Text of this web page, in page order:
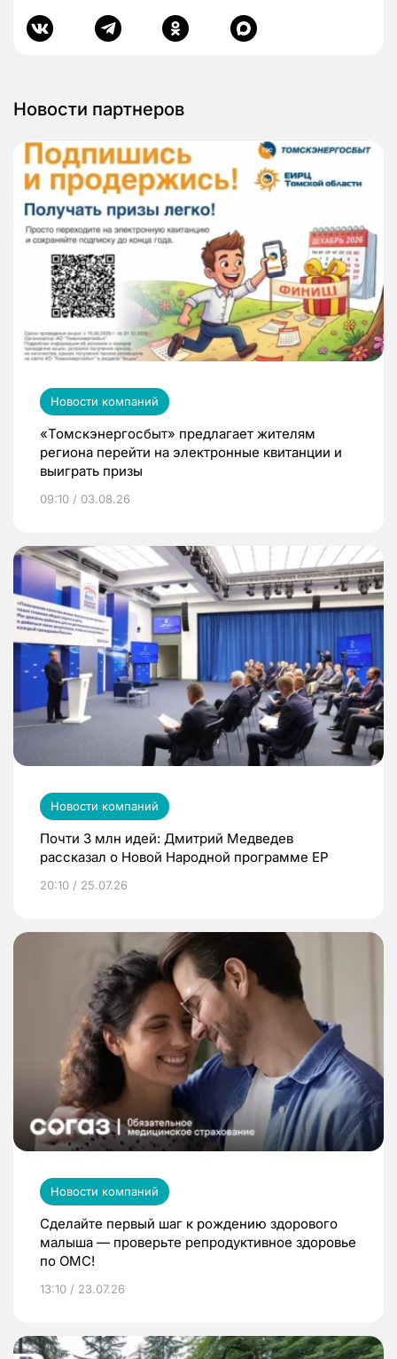
Новости партнеров
Новости компаний
«Томскэнергосбыт» предлагает жителям
региона перейти на электронные квитанции и
выиграть призы
09:10 / 03.08.26
Новости компаний
Почти 3 млн идей: Дмитрий Медведев
рассказал о Новой Народной программе ЕР
20:10 / 25.07.26
Новости компаний
Сделайте первый шаг к рождению здорового
малыша — проверьте репродуктивное здоровье
по ОМС!
13:10 / 23.07.26